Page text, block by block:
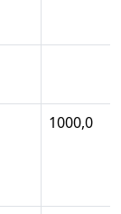
1000,0